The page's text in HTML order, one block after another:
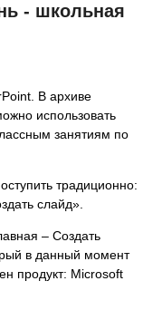
- школьная
В архиве
использовать
занятиям по
традиционно:
слайд».
– Создать
в данный момент
продукт: Microsoft